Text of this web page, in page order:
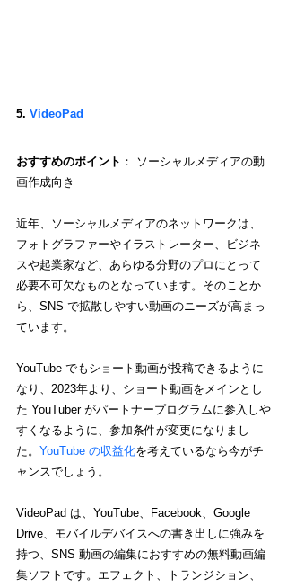
5. VideoPad
おすすめのポイント ： ソーシャルメディアの動
画作成向き
近年、ソーシャルメディアのネットワークは、
フォトグラファーやイラストレーター、ビジネ
スや起業家など、あらゆる分野のプロにとって
必要不可欠なものとなっています。そのことか
ら、SNS で拡散しやすい動画のニーズが高まっ
ています。
YouTube でもショート動画が投稿できるように
なり、2023年より、ショート動画をメインとし
た YouTuber がパートナープログラムに参入しや
すくなるように、参加条件が変更になりまし
た。 YouTube の収益化を考えているなら今がチ
ャンスでしょう。
VideoPad は、YouTube、Facebook、Google
Drive、モバイルデバイスへの書き出しに強みを
持つ、SNS 動画の編集におすすめの無料動画編
集ソフトです。エフェクト、トランジション、